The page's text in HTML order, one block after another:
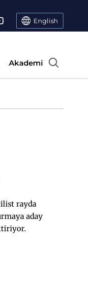
English
Akademi
rayda
aday